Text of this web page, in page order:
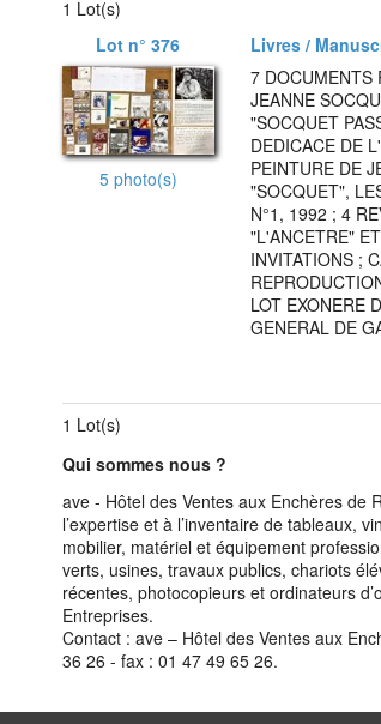
1 Lot(s)
Lot n° 376
Livres /
5 photo(s)
7 DOCUMENTS
JEANNE
"SOCQUET
DEDICACE DE
PEINTURE DE
"SOCQUET",
N°1, 1992 ; 4
"L'ANCETRE"
INVITATIONS ;
LOT EXONERE
GENERAL DE
1 Lot(s)
Qui sommes nous ?
ave - Hôtel des Ventes aux Enchères de
l’expertise et à l’inventaire de tableaux,
mobilier, matériel et équipement
verts, usines, travaux publics, chariots
récentes, photocopieurs et ordinateurs
Entreprises.
Contact : ave – Hôtel des Ventes aux
36 26 - fax : 01 47 49 65 26.